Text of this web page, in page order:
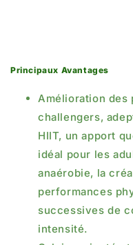
Principaux Avantages
Amélioration des
challengers,
HIIT, un apport
idéal pour les
anaérobie, la
performances
successives de
intensité.